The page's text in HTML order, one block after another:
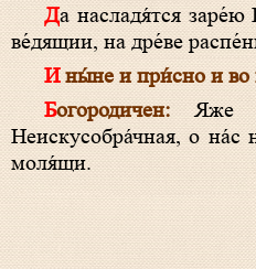
Да насладя́тся заре́ю Пречи́стаго Креста́ Бо́га
ве́дящии, на дре́ве
И ны́не и при́сно и
Богородичен: Яже
Неискусобра́чная, о на́с
моля́щи.